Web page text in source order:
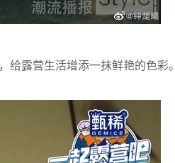
露营生活增添一抹鲜艳的色彩。